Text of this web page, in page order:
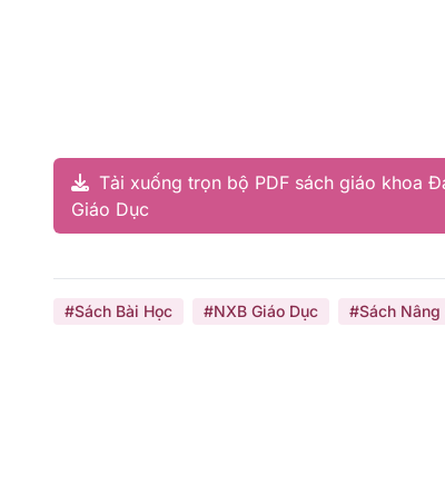
Tải xuống trọn bộ PDF sách giáo khoa
Giáo Dục
#Sách Bài Học #NXB Giáo Dục #Sách Nâng